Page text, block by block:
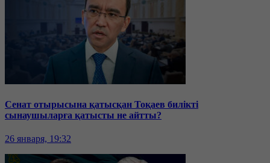
Сенат отырысына қатысқан Тоқаев билікті
сынаушыларға қатысты не айтты?
26 января, 19:32